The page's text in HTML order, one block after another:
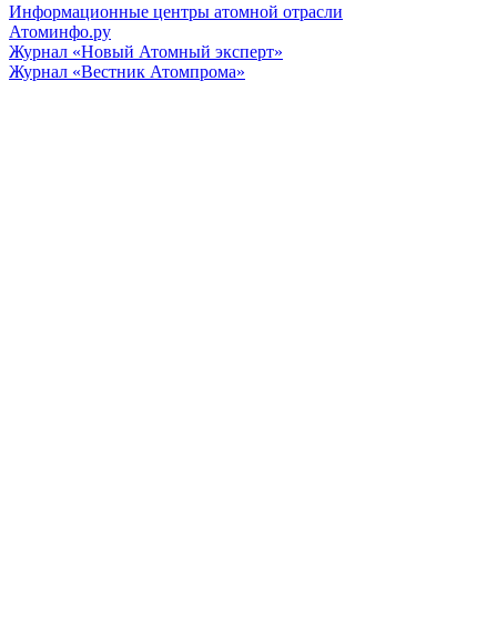
Информационные центры атомной отрасли
Атоминфо.ру
Журнал «Новый Атомный эксперт»
Журнал «Вестник Атомпрома»